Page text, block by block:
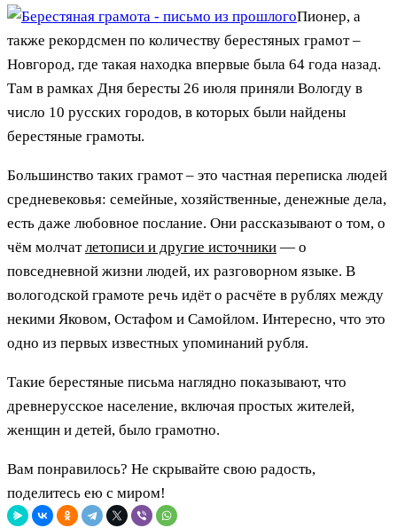
Пионер, а
также рекордсмен по количеству берестяных грамот –
Новгород, где такая находка впервые была 64 года назад.
Там в рамках Дня бересты 26 июля приняли Вологду в
число 10 русских городов, в которых были найдены
берестяные грамоты.
Большинство таких грамот – это частная переписка людей
средневековья: семейные, хозяйственные, денежные дела,
есть даже любовное послание. Они рассказывают о том, о
чём молчатлетописи и другие источники — о
повседневной жизни людей, их разговорном языке. В
вологодской грамоте речь идёт о расчёте в рублях между
некими Яковом, Остафом и Самойлом. Интересно, что это
одно из первых известных упоминаний рубля.
Такие берестяные письма наглядно показывают, что
древнерусское население, включая простых жителей,
женщин и детей, было грамотно.
Вам понравилось? Не скрывайте свою радость,
поделитесь ею с миром!